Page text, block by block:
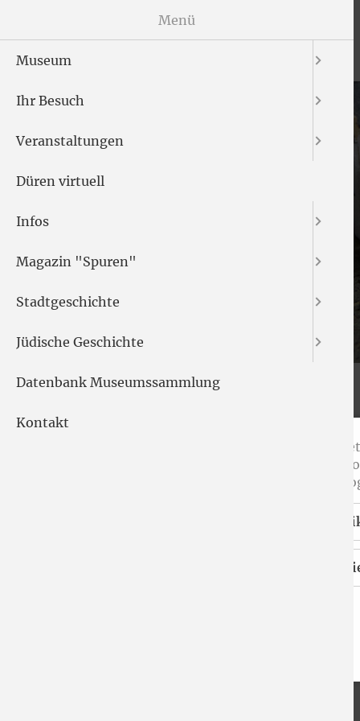
Das neue "Spuren"-
Unsere
nutzen wir
Menü
Museum
Ihr Besuch
Veranstaltungen
Düren virtuell
Infos
Magazin "Spuren"
Stadtgeschichte
Jüdische Geschichte
Datenbank Museumssammlung
Kontakt